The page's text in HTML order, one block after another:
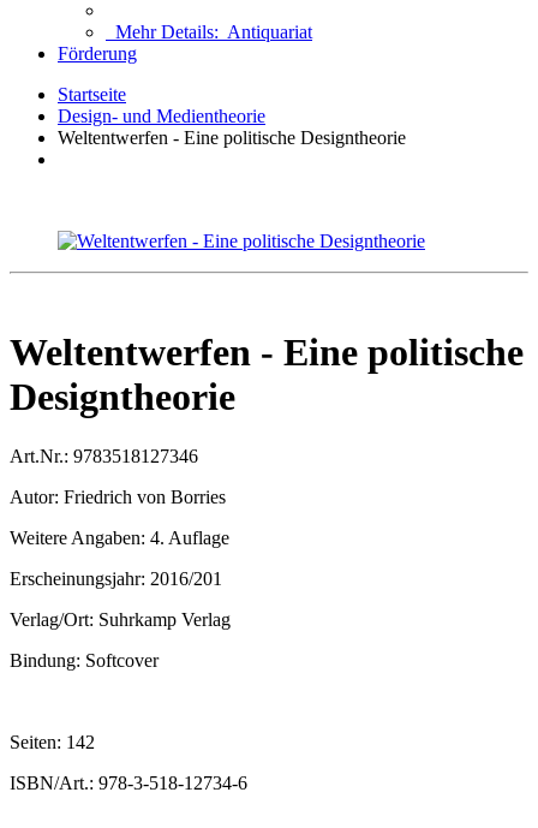
Mehr Details: Antiquariat
Förderung
Startseite
Design- und Medientheorie
Weltentwerfen - Eine politische Designtheorie
Weltentwerfen - Eine politische
Designtheorie
Art.Nr.: 9783518127346
Autor: Friedrich von Borries
Weitere Angaben: 4. Auflage
Erscheinungsjahr: 2016/201
Verlag/Ort: Suhrkamp Verlag
Bindung: Softcover
Seiten: 142
ISBN/Art.: 978-3-518-12734-6